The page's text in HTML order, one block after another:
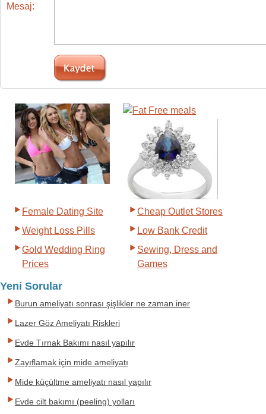
Mesaj:
Female Dating Site
Cheap Outlet Stores
Weight Loss Pills
Low Bank Credit
Gold Wedding Ring
Prices
Sewing, Dress and
Games
Yeni Sorular
Burun ameliyatı sonrası şişlikler ne zaman iner
Lazer Göz Ameliyatı Riskleri
Evde Tırnak Bakımı nasıl yapılır
Zayıflamak için mide ameliyatı
Mide küçültme ameliyatı nasıl yapılır
Evde cilt bakımı (peeling) yolları